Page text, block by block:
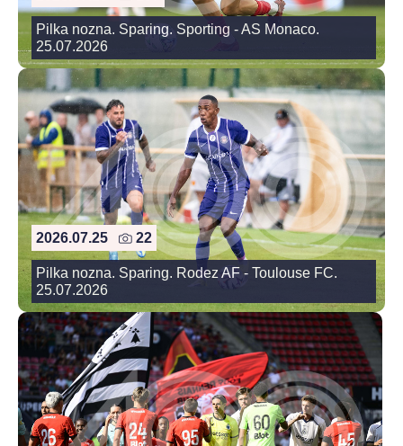
Pilka nozna. Sparing. Sporting - AS Monaco.
25.07.2026
2026.07.25 22
Pilka nozna. Sparing. Rodez AF - Toulouse FC.
25.07.2026